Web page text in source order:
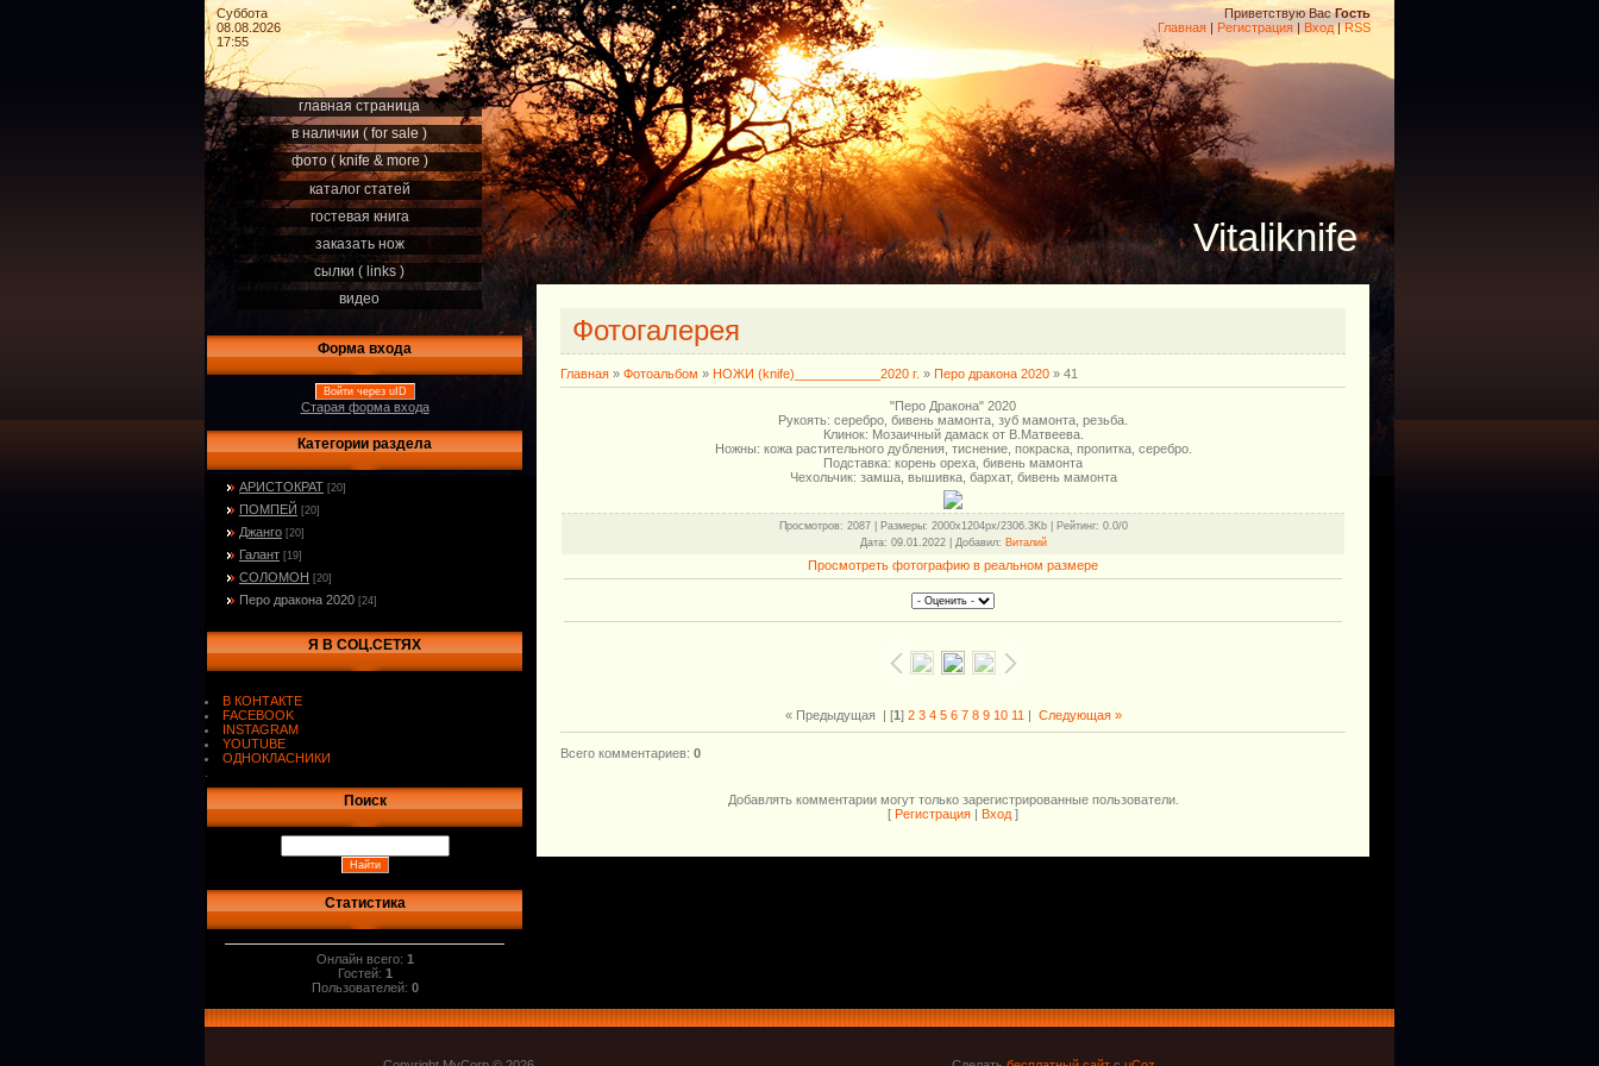
Суббота
08.08.2026
17:55
Приветствую Вас Гость
Главная | Регистрация | Вход|RSS
главная страница
в наличии ( for sale )
фото ( knife & more )
каталог статей
гостевая книга
заказать нож
сылки ( links )
видео
Форма входа
Войти через uID
Старая форма входа
Категории раздела
АРИСТОКРАТ [20]
ПОМПЕЙ [20]
Джанго [20]
Галант [19]
СОЛОМОН [20]
Перо дракона 2020 [24]
Я В СОЦ.СЕТЯХ
В КОНТАКТЕ
FACEBOOK
INSTAGRAM
YOUTUBE
ОДНОКЛАСНИКИ
Поиск
Статистика
Онлайн всего: 1
Гостей: 1
Пользователей: 0
Vitaliknife
Фотогалерея
Главная » Фотоальбом » НОЖИ (knife)____________2020 г. » Перо дракона 2020 » 41
"Перо Дракона" 2020
Рукоять: серебро, бивень мамонта, зуб мамонта, резьба.
Клинок: Мозаичный дамаск от В.Матвеева.
Ножны: кожа растительного дубления, тиснение, покраска, пропитка, серебро.
Подставка: корень ореха, бивень мамонта
Чехольчик: замша, вышивка, бархат, бивень мамонта
Просмотров: 2087 | Размеры: 2000x1204px/2306.3Kb | Рейтинг: 0.0/0
Дата: 09.01.2022 | Добавил: Виталий
Просмотреть фотографию в реальном размере
« Предыдущая| [1] 2 3 4 5 6 7 8 9 10 11 | Следующая »
Всего комментариев: 0
Добавлять комментарии могут только зарегистрированные пользователи.
[ Регистрация Вход ]